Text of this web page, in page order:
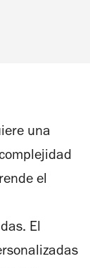
una
el
El